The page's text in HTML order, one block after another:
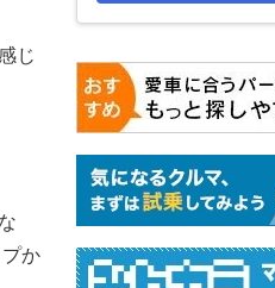
じ
か